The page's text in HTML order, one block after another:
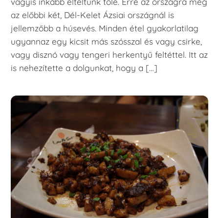
az előbbi két, Dél-Kelet Ázsiai országnál is
jellemzőbb a húsevés. Minden étel gyakorlatilag
ugyannaz egy kicsit más szósszal és vagy csirke,
vagy disznó vagy tengeri herkentyű feltéttel. Itt az
is nehezítette a dolgunkat, hogy a […]